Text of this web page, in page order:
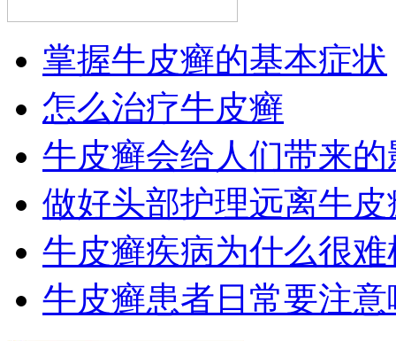
掌握牛皮癣的基本症状
怎么治疗牛皮癣
牛皮癣会给人们带来
做好头部护理远离牛
牛皮癣疾病为什么很难
牛皮癣患者日常要注